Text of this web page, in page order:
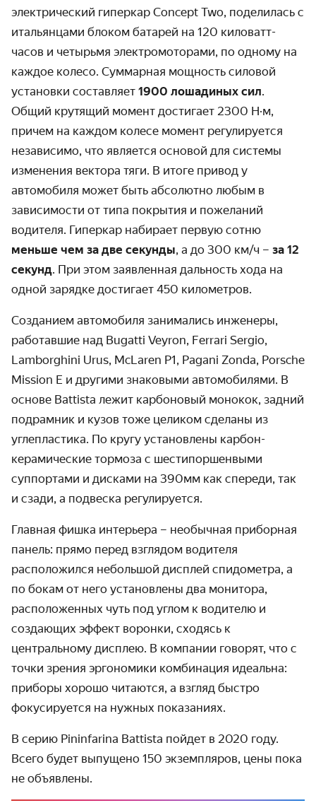
электрический гиперкар Concept Two, поделилась с
итальянцами блоком батарей на 120 киловатт-
часов и четырьмя электромоторами, по одному на
каждое колесо. Суммарная мощность силовой
установки составляет 1900 лошадиных сил.
Общий крутящий момент достигает 2300 Н·м,
причем на каждом колесе момент регулируется
независимо, что является основой для системы
изменения вектора тяги. В итоге привод у
автомобиля может быть абсолютно любым в
зависимости от типа покрытия и пожеланий
водителя. Гиперкар набирает первую сотню
меньше чем за две секунды, а до 300 км/ч – за 12
секунд. При этом заявленная дальность хода на
одной зарядке достигает 450 километров.
Созданием автомобиля занимались инженеры,
работавшие над Bugatti Veyron, Ferrari Sergio,
Lamborghini Urus, McLaren P1, Pagani Zonda, Porsche
Mission E и другими знаковыми автомобилями. В
основе Battista лежит карбоновый монокок, задний
подрамник и кузов тоже целиком сделаны из
углепластика. По кругу установлены карбон-
керамические тормоза с шестипоршенвыми
суппортами и дисками на 390мм как спереди, так
и сзади, а подвеска регулируется.
Главная фишка интерьера – необычная приборная
панель: прямо перед взглядом водителя
расположился небольшой дисплей спидометра, а
по бокам от него установлены два монитора,
расположенных чуть под углом к водителю и
создающих эффект воронки, сходясь к
центральному дисплею. В компании говорят, что с
точки зрения эргономики комбинация идеальна:
приборы хорошо читаются, а взгляд быстро
фокусируется на нужных показаниях.
В серию Pininfarina Battista пойдет в 2020 году.
Всего будет выпущено 150 экземпляров, цены пока
не объявлены.